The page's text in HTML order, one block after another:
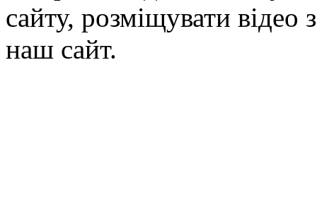
сайту, розміщувати відео
наш сайт.